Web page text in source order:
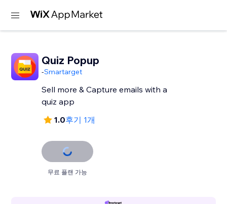
Quiz Popup
-Smartarget
Sell more & Capture emails with a
quiz app
1.0후기 1개
무료 플랜 가능